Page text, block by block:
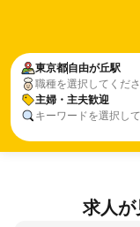
東京都自由が丘駅
職種を選択してくだ
主婦・主夫歓迎
キーワードを選択し
東京都自由が丘駅
主婦・主夫歓迎
求人が